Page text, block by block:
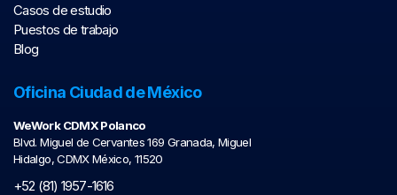
Casos de estudio
Puestos de trabajo
Blog
Oficina Ciudad de México
WeWork CDMX Polanco
Blvd. Miguel de Cervantes 169 Granada, Miguel
Hidalgo, CDMX México, 11520
+52 (81) 1957-1616